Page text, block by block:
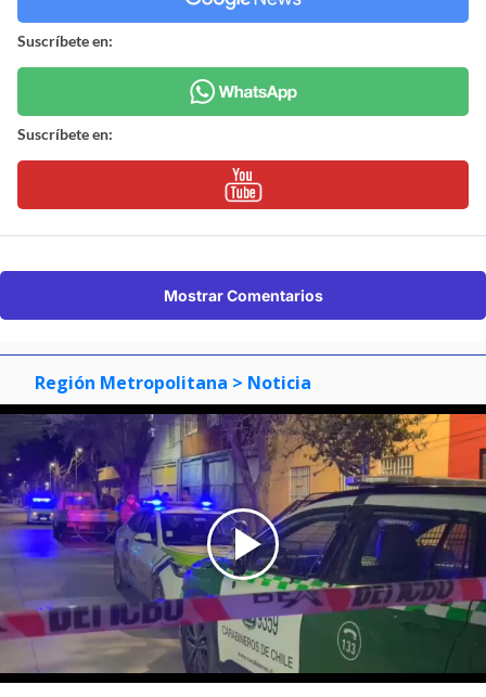
Suscríbete en:
Suscríbete en:
Mostrar Comentarios
Región Metropolitana > Noticia